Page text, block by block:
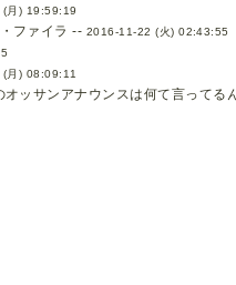
月) 19:59:19
ファイラ -- 2016-11-22 (火) 02:43:55
月) 08:09:11
ッサンアナウンスは何て言ってる